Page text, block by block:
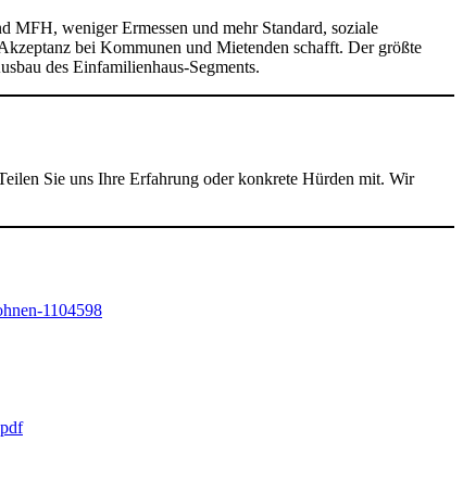
MFH, weniger Ermessen und mehr Standard, soziale
bei Kommunen und Mietenden schafft. Der größte
des Einfamilienhaus-Segments.
Sie uns Ihre Erfahrung oder konkrete Hürden mit. Wir
1104598